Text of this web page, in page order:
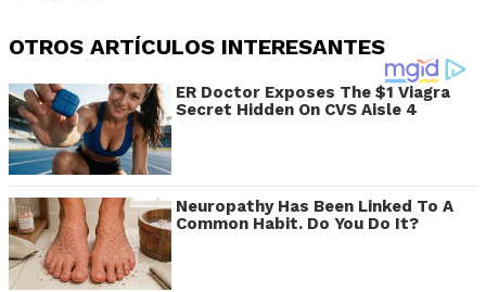
OTROS ARTÍCULOS INTERESANTES
ER Doctor Exposes The $1 Viagra
Secret Hidden On CVS Aisle 4
Neuropathy Has Been Linked To A
Common Habit. Do You Do It?